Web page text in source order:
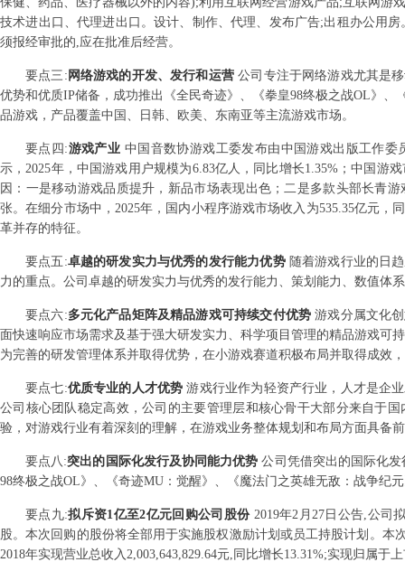
技术进出口、代理进出口。设计、制作、代理、发布广告;出租办公用
须报经审批的,应在批准后经营。
要点三 : 网络游戏的开发、发行和运营公司专注于网络游戏尤其是
优势和优质IP储备，成功推出《全民奇迹》、《拳皇98终极之战OL》
品游戏，产品覆盖中国、日韩、欧美、东南亚等主流游戏市场。
要点 四 :游戏产业 中国音数协游戏工委发布由中国游戏出版工作委
示，2025年，中国游戏用户规模为6.83亿人，同比增长1.35%；中国游
因：一是移动游戏品质提升，新品市场表现出色；二是多款头部长青
张。在细分市场中，2025年，国内小程序游戏市场收入为535.35亿元，
革并存的特征。
要点五 :卓越的研发实力与优秀的发行能力优势 随着游戏行业的日
力的重点。公司卓越的研发实力与优秀的发行能力、策划能力、数值体
要点六:多元化产品矩阵及精品游戏可持续交付优势游戏分属文化
面快速响应市场需求及基于强大研发实力、科学项目管理的精品游戏可
为完善的研发管理体系并取得优势，在小游戏赛道积极布局并取得成效
要点七:优质专业的人才优势游戏行业作为轻资产行业，人才是企
公司核心团队稳定高效，公司的主要管理层和核心骨干大部分来自于
验，对游戏行业有着深刻的理解，在游戏业务整体规划和布局方面具备
要点 八 :突出的国际化发行及协同能力优势公司凭借突出的国际化
98终极之战OL》、《奇迹MU：觉醒》、《魔法门之英雄无敌：战争纪
要点 九:拟斥资1亿至2亿元回购公司股份 2019年2月27日公告,公司
股。本次回购的股份将全部用于实施股权激励计划或员工持股计划。本
2018年实现营业总收入2,003,643,829.64元,同比增长13.31%;实现归属于